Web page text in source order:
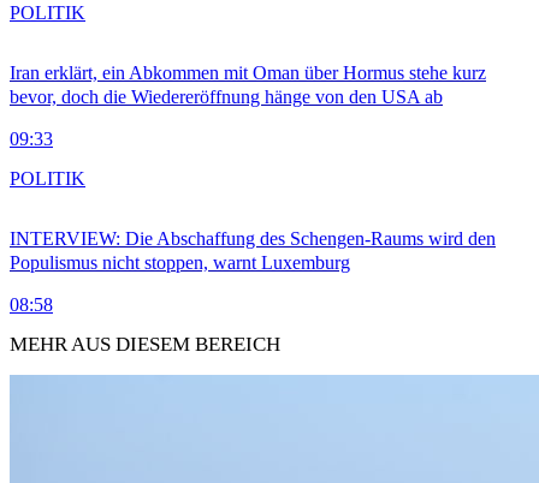
Iran erklärt, ein Abkommen mit Oman über Hormus stehe kurz
bevor, doch die Wiedereröffnung hänge von den USA ab
09:33
POLITIK
INTERVIEW: Die Abschaffung des Schengen-Raums wird den
Populismus nicht stoppen, warnt Luxemburg
08:58
POLITIK
MEHR AUS DIESEM BEREICH